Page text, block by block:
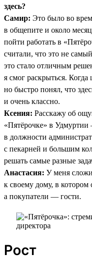
здесь?
Самир: Это было во
в общепите и около
пойти работать в
считали, что это не
это стало отличным
я смог раскрыться.
но быстро понял, что
и очень классно.
Ксения: Расскажу об
«Пятёрочке» в
в должности
с пекарней и большим
решать самые разные
Анастасия: У меня
к своему дому, в
а покупатели — гости.
Рост